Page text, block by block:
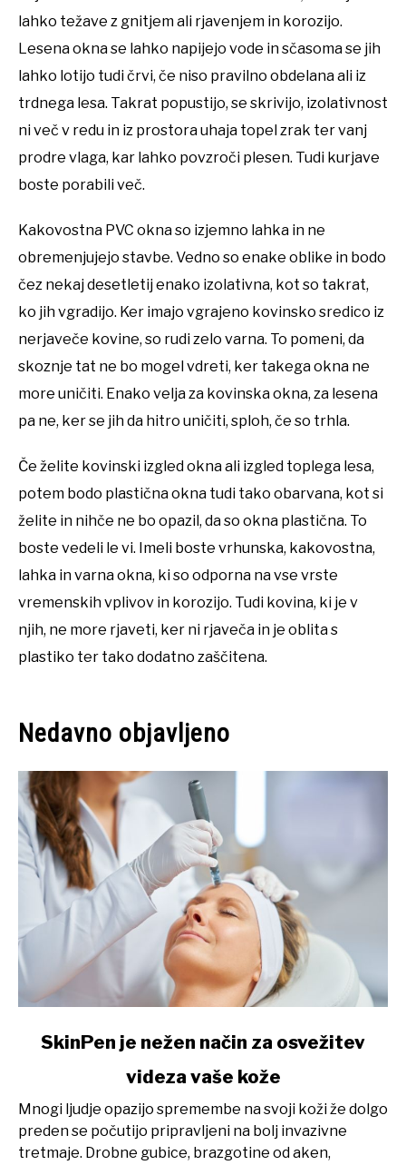
lahko težave z gnitjem ali rjavenjem in korozijo.
Lesena okna se lahko napijejo vode in sčasoma se jih
lahko lotijo tudi črvi, če niso pravilno obdelana ali iz
trdnega lesa. Takrat popustijo, se skrivijo, izolativnost
ni več v redu in iz prostora uhaja topel zrak ter vanj
prodre vlaga, kar lahko povzroči plesen. Tudi kurjave
boste porabili več.
Kakovostna PVC okna so izjemno lahka in ne
obremenjujejo stavbe. Vedno so enake oblike in bodo
čez nekaj desetletij enako izolativna, kot so takrat,
ko jih vgradijo. Ker imajo vgrajeno kovinsko sredico iz
nerjaveče kovine, so rudi zelo varna. To pomeni, da
skoznje tat ne bo mogel vdreti, ker takega okna ne
more uničiti. Enako velja za kovinska okna, za lesena
pa ne, ker se jih da hitro uničiti, sploh, če so trhla.
Če želite kovinski izgled okna ali izgled toplega lesa,
potem bodo plastična okna tudi tako obarvana, kot si
želite in nihče ne bo opazil, da so okna plastična. To
boste vedeli le vi. Imeli boste vrhunska, kakovostna,
lahka in varna okna, ki so odporna na vse vrste
vremenskih vplivov in korozijo. Tudi kovina, ki je v
njih, ne more rjaveti, ker ni rjaveča in je oblita s
plastiko ter tako dodatno zaščitena.
Nedavno objavljeno
link
je
nežen
način
SkinPen je nežen način za osvežitev
videza vaše kože
Mnogi ljudje opazijo spremembe na svoji koži že dolgo
preden se počutijo pripravljeni na bolj invazivne
tretmaje. Drobne gubice, brazgotine od aken,